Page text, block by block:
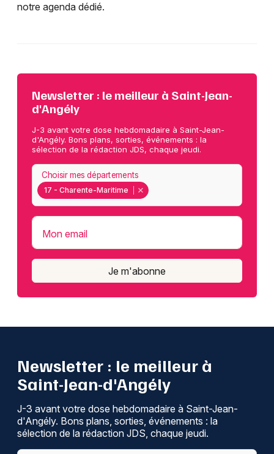
notre agenda dédié.
Newsletter : le meilleur à Saint-Jean-
d'Angély
J-3 avant votre dose hebdomadaire à Saint-Jean-
d'Angély. Bons plans, sorties, événements : la
sélection de la rédaction JDS, chaque jeudi.
17 - Charente-Maritime
Choisir mes départements
Mon email
Je m'abonne
Newsletter : le meilleur à
Saint-Jean-d'Angély
J-3 avant votre dose hebdomadaire à Saint-Jean-
d'Angély. Bons plans, sorties, événements : la
sélection de la rédaction JDS, chaque jeudi.